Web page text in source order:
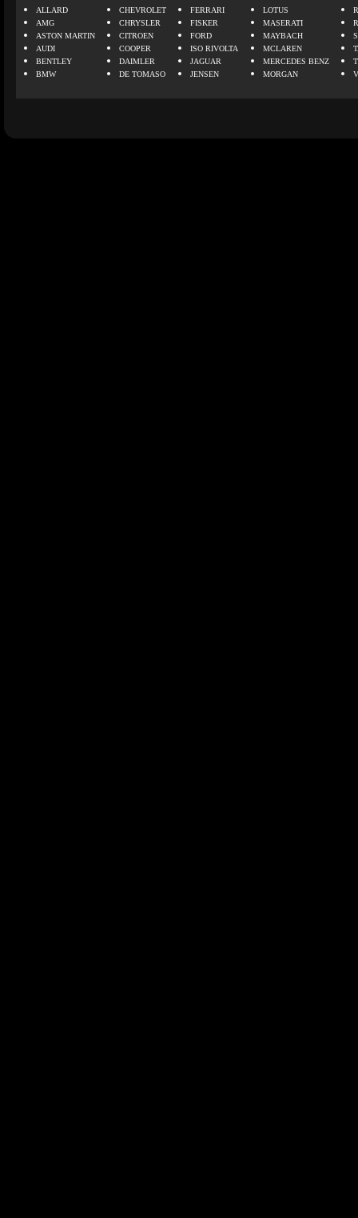
ALLARD
AMG
ASTON MARTIN
AUDI
BENTLEY
BMW
CHEVROLET
CHRYSLER
CITROEN
COOPER
DAIMLER
DE TOMASO
FERRARI
FISKER
FORD
ISO RIVOLTA
JAGUAR
JENSEN
LOTUS
MASERATI
MAYBACH
MCLAREN
MERCEDES BENZ
MORGAN